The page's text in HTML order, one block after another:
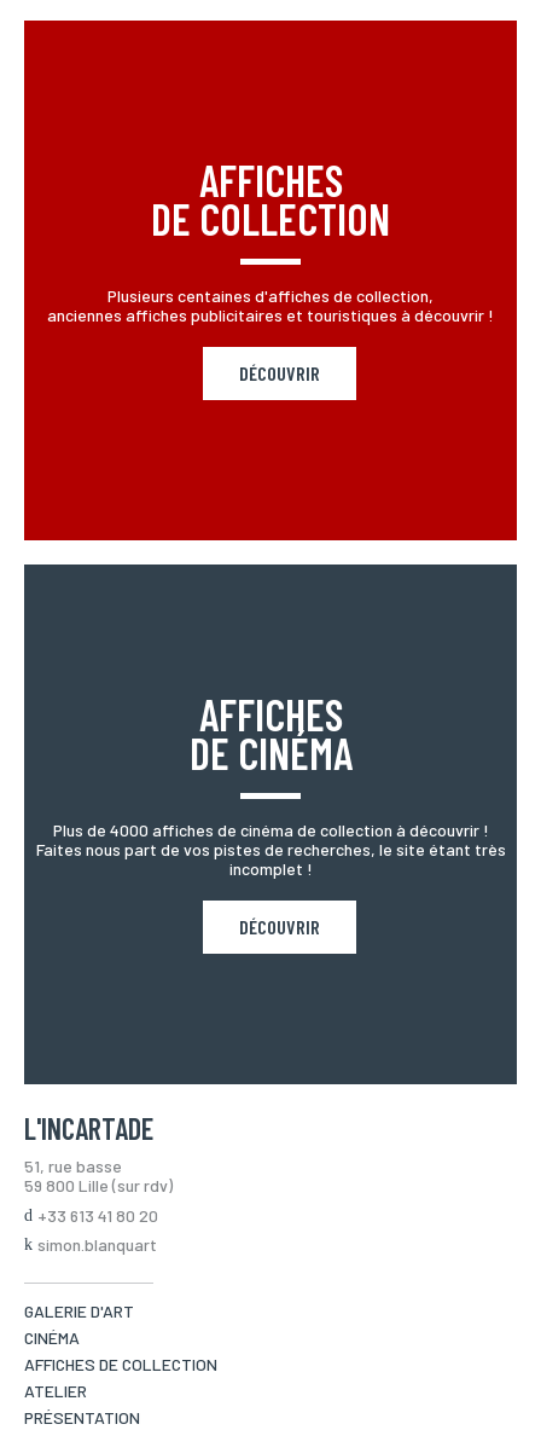
AFFICHES
DE COLLECTION
Plusieurs centaines d'affiches de collection,
anciennes affiches publicitaires et touristiques à découvrir !
DÉCOUVRIR
AFFICHES
DE CINÉMA
Plus de 4000 affiches de cinéma de collection à découvrir !
Faites nous part de vos pistes de recherches, le site étant très
incomplet !
DÉCOUVRIR
L'INCARTADE
51, rue basse
59 800 Lille (sur rdv)
+33 613 41 80 20
simon.blanquart
GALERIE D'ART
CINÉMA
AFFICHES DE COLLECTION
ATELIER
PRÉSENTATION